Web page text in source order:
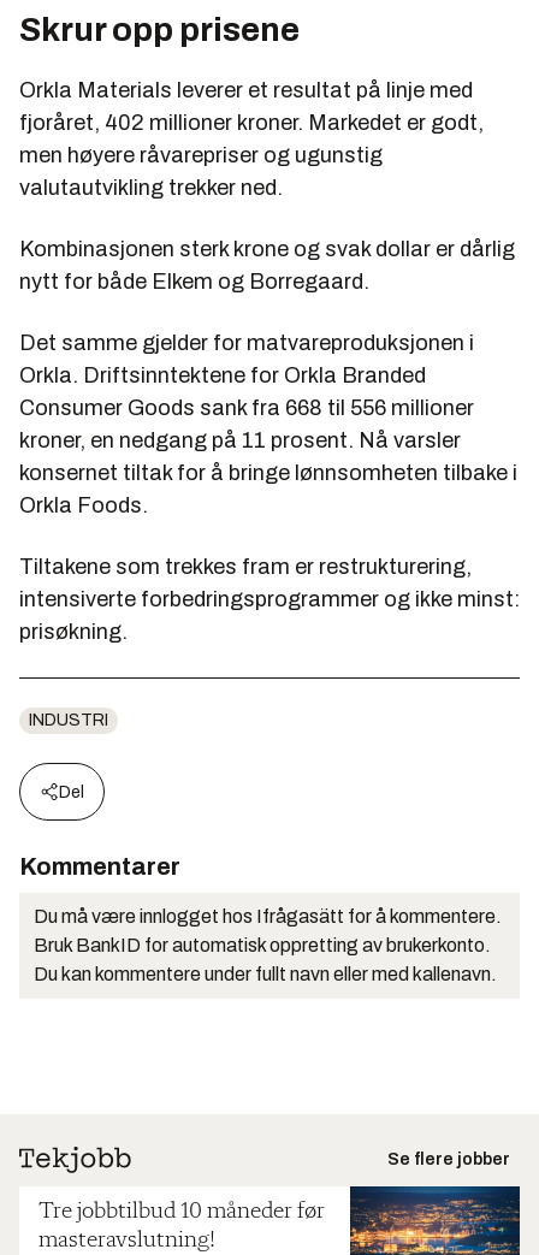
Skrur opp prisene
Orkla Materials leverer et resultat på linje med
fjoråret, 402 millioner kroner. Markedet er godt,
men høyere råvarepriser og ugunstig
valutautvikling trekker ned.
Kombinasjonen sterk krone og svak dollar er dårlig
nytt for både Elkem og Borregaard.
Det samme gjelder for matvareproduksjonen i
Orkla. Driftsinntektene for Orkla Branded
Consumer Goods sank fra 668 til 556 millioner
kroner, en nedgang på 11 prosent. Nå varsler
konsernet tiltak for å bringe lønnsomheten tilbake i
Orkla Foods.
Tiltakene som trekkes fram er restrukturering,
intensiverte forbedringsprogrammer og ikke minst:
prisøkning.
INDUSTRI
Del
Kommentarer
Du må være innlogget hos Ifrågasätt for å kommentere.
Bruk BankID for automatisk oppretting av brukerkonto.
Du kan kommentere under fullt navn eller med kallenavn.
Se flere jobber
Tre jobbtilbud 10 måneder før
masteravslutning!